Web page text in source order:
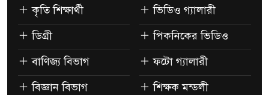
কৃতি শিক্ষার্থী
ডিগ্রী
বাণিজ্য বিভাগ
বিজ্ঞান বিভাগ
ভিডিও গ্যালারী
পিকনিকের ভিডিও
ফটো গ্যালারী
শিক্ষক মন্ডলী